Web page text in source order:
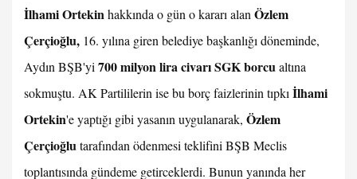
İlhami Ortekinhakkında o gün o kararı alan Özlem
Çerçioğlu, 16. yılına giren belediye başkanlığı döneminde,
Aydın BŞB'yi 700 milyon lira civarı SGK borcualtına
sokmuştu. AK Partililerin ise bu borç faizlerinin tıpkı İlhami
Ortekin'e yaptığı gibi yasanın uygulanarak, Özlem
Çerçioğlutarafından ödenmesi teklifini BŞB Meclis
toplantısında gündeme getirceklerdi. Bunun yanında her